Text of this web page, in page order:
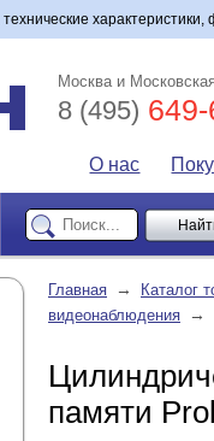
Москва и
8 (495)
О нас
Главная →
Каталог
видеонаблюдения →
памяти